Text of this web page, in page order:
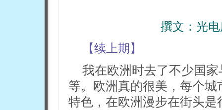
撰文：光
【续上期】
我在欧洲时去了不少国
等。欧洲真的很美，每个
特色，在欧洲漫步在街头